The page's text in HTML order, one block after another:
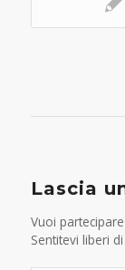
Lascia
Vuoi
Sentitevi liberi